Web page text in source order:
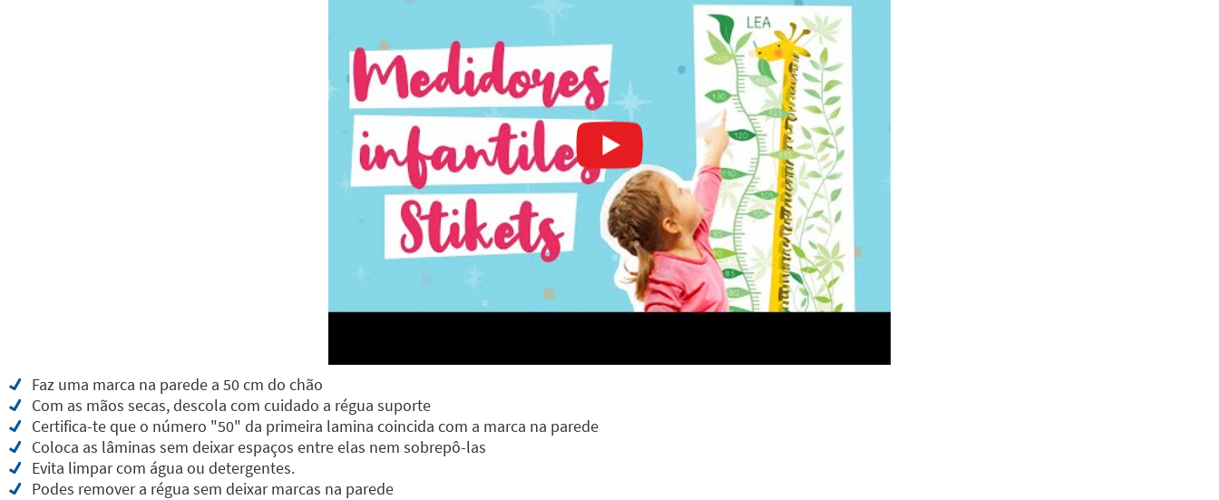
Faz uma marca na parede a 50 cm do chão
Com as mãos secas, descola com cuidado a régua suporte
Certifica-te que o número "50" da primeira lamina coincida com a marca na parede
Coloca as lâminas sem deixar espaços entre elas nem sobrepô-las
Evita limpar com água ou detergentes.
Podes remover a régua sem deixar marcas na parede